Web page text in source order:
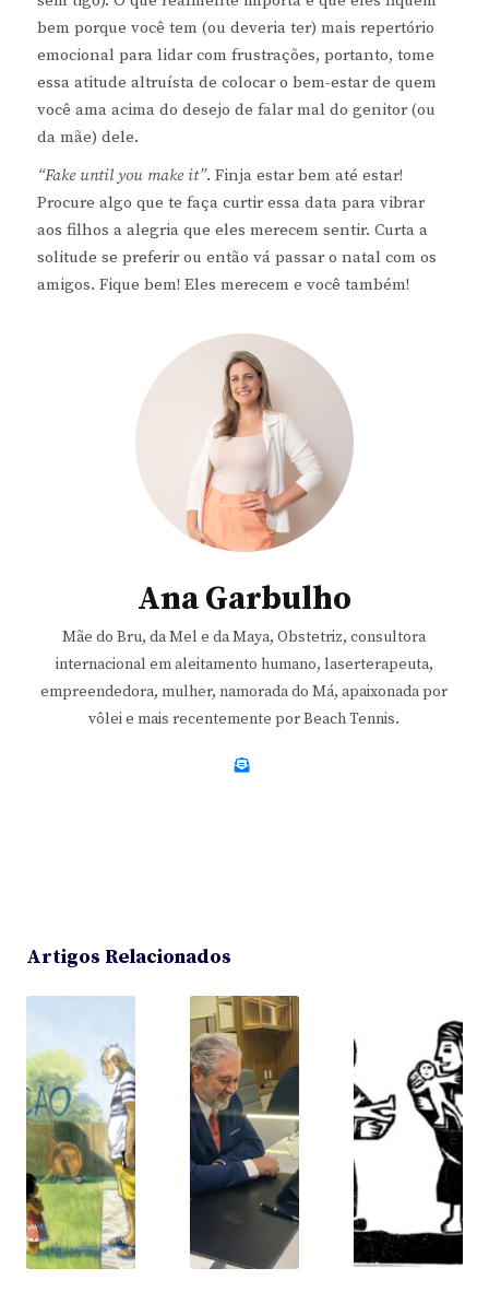
bem porque você tem (ou deveria ter) mais repertório
emocional para lidar com frustrações, portanto, tome
essa atitude altruísta de colocar o bem-estar de quem
você ama acima do desejo de falar mal do genitor (ou
da mãe) dele.
“Fake until you make it”. Finja estar bem até estar!
Procure algo que te faça curtir essa data para vibrar
aos filhos a alegria que eles merecem sentir. Curta a
solitude se preferir ou então vá passar o natal com os
amigos. Fique bem! Eles merecem e você também!
Ana Garbulho
Mãe do Bru, da Mel e da Maya, Obstetriz, consultora
internacional em aleitamento humano, laserterapeuta,
empreendedora, mulher, namorada do Má, apaixonada por
vôlei e mais recentemente por Beach Tennis.
Artigos Relacionados